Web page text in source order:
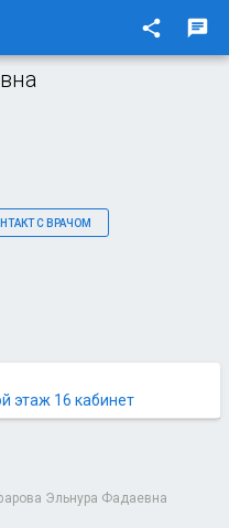
share chat
С ВРАЧОМ
этаж 16 кабинет
Эльнура Фадаевна